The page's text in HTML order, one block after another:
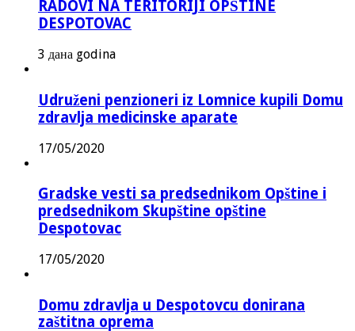
RADOVI NA TERITORIJI OPŠTINE
DESPOTOVAC
3 дана godina
Udruženi penzioneri iz Lomnice kupili Domu
zdravlja medicinske aparate
17/05/2020
Gradske vesti sa predsednikom Opštine i
predsednikom Skupštine opštine
Despotovac
17/05/2020
Domu zdravlja u Despotovcu donirana
zaštitna oprema